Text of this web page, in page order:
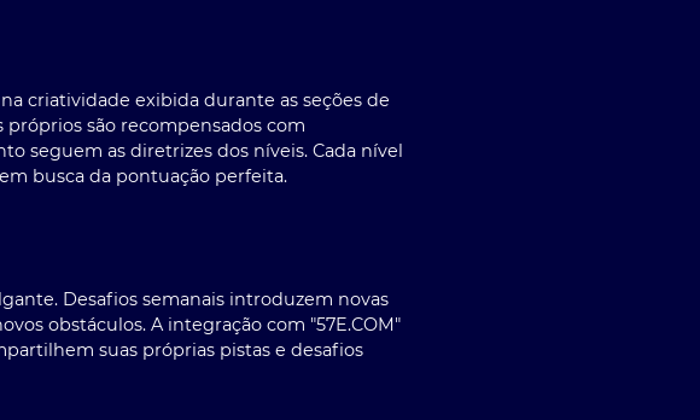
criatividade exibida durante as seções de
são recompensados com
seguem as diretrizes dos níveis. Cada nível
busca da pontuação perfeita.
Desafios semanais introduzem novas
obstáculos. A integração com "57E.COM"
suas próprias pistas e desafios